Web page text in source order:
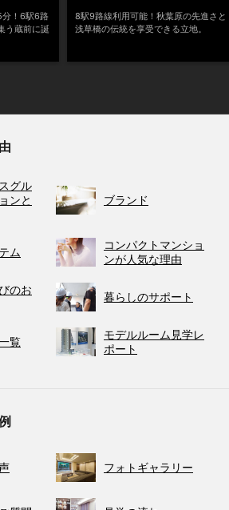
分！6駅6路
う蔵前に誕
8駅9路線利用可能！秋葉原の先進さと
浅草橋の伝統を享受できる立地。
グル
ンと
ブランド
ム
コンパクトマンショ
ンが人気な理由
のお
暮らしのサポート
覧
モデルルーム見学レ
ポート
フォトギャラリー